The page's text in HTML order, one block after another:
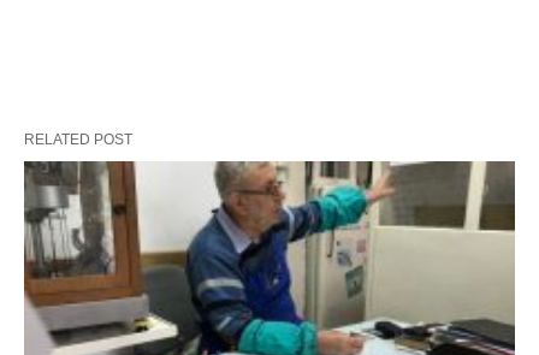
RELATED POST